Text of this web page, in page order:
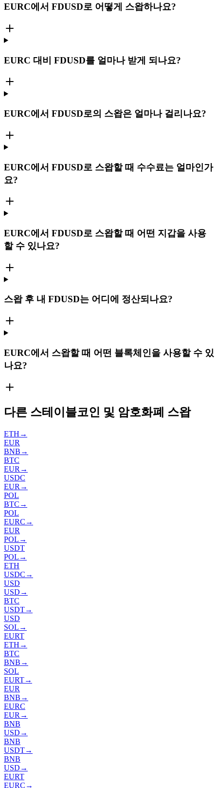
EURC에서 FDUSD로 어떻게 스왑하나요?
EURC 대비 FDUSD를 얼마나 받게 되나요?
EURC에서 FDUSD로의 스왑은 얼마나 걸리나요?
EURC에서 FDUSD로 스왑할 때 수수료는 얼마인가
요?
EURC에서 FDUSD로 스왑할 때 어떤 지갑을 사용
할 수 있나요?
스왑 후 내 FDUSD는 어디에 정산되나요?
EURC에서 스왑할 때 어떤 블록체인을 사용할 수 있
나요?
다른 스테이블코인 및 암호화폐 스왑
ETH →
EUR
BNB →
BTC
EUR →
USDC
EUR →
POL
BTC →
POL
EURC →
EUR
POL →
USDT
POL →
ETH
USDC →
USD
USD →
BTC
USDT→
USD
SOL →
EURT
ETH →
BTC
BNB →
SOL
EURT→
EUR
BNB →
EURC
EUR →
BNB
USD →
BNB
USDT→
BNB
USD →
EURT
EURC →